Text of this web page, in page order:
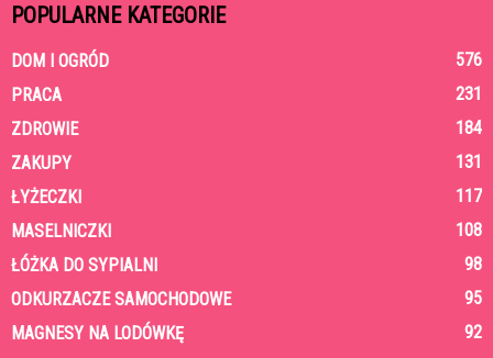
POPULARNE KATEGORIE
DOM I OGRÓD
576
PRACA
231
ZDROWIE
184
ZAKUPY
131
ŁYŻECZKI
117
MASELNICZKI
108
ŁÓŻKA DO SYPIALNI
98
ODKURZACZE SAMOCHODOWE
95
MAGNESY NA LODÓWKĘ
92